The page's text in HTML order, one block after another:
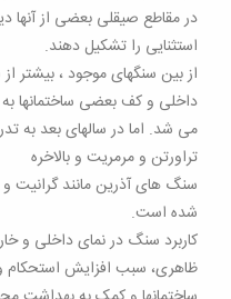
در مقاطع صیقلی بعضی از آنها
استثنایی را تشکیل دهند.
از بین سنگهای موجود ،
داخلی و کف بعضی ساختمانها به
می شد. اما در سالهای بعد به
تراورتن و مرمریت و بالاخره
سنگ های آذرین مانند گرانیت
شده است.
کاربرد سنگ در نمای داخلی و
ظاهری، سبب افزایش استحکام